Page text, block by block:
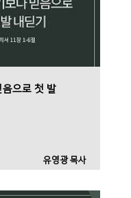
으로 첫 발
유영광 목사